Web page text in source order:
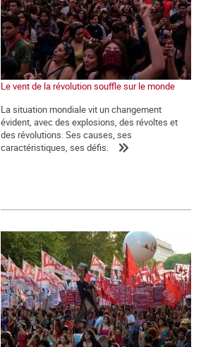
Le vent de la révolution souffle sur le monde
La situation mondiale vit un changement
évident, avec des explosions, des révoltes et
des révolutions. Ses causes, ses
caractéristiques, ses défis.